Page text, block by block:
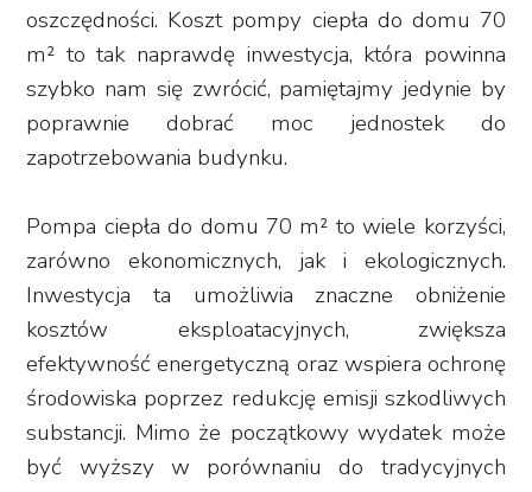
oszczędności. Koszt pompy ciepła do domu 70
m² to tak naprawdę inwestycja, która powinna
szybko nam się zwrócić, pamiętajmy jedynie by
poprawnie dobrać moc jednostek do
zapotrzebowania budynku.
Pompa ciepła do domu 70 m² to wiele korzyści,
zarówno ekonomicznych, jak i ekologicznych.
Inwestycja ta umożliwia znaczne obniżenie
kosztów eksploatacyjnych, zwiększa
efektywność energetyczną oraz wspiera ochronę
środowiska poprzez redukcję emisji szkodliwych
substancji. Mimo że początkowy wydatek może
być wyższy w porównaniu do tradycyjnych